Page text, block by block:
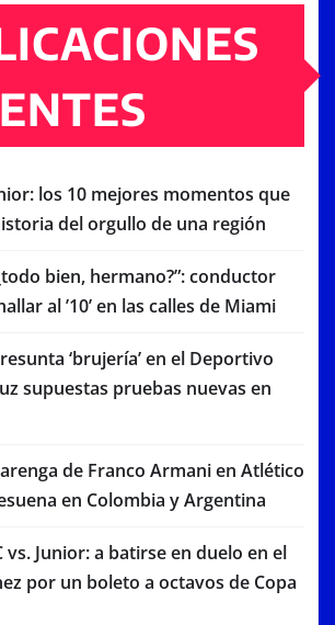
los 10 mejores momentos que
del orgullo de una región
bien, hermano?”: conductor
al ’10’ en las calles de Miami
‘brujería’ en el Deportivo
supuestas pruebas nuevas en
de Franco Armani en Atlético
en Colombia y Argentina
vs. Junior: a batirse en duelo en el
por un boleto a octavos de Copa